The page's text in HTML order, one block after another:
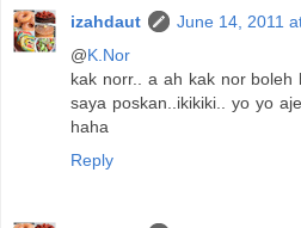
izahdaut
June 14, 2011
@K.Nor
kak norr.. a ah kak nor
saya poskan..ikikiki.. yo yo
haha
Reply